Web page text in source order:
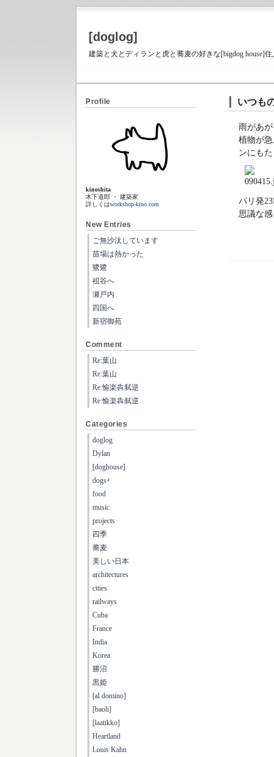
[doglog]
建築と犬とディランと虎と蕎麦の好きな[bigdog house]
いつも
雨があ
植物が
ンにも
パリ発
思議な
Profile
kinoshita
木下道郎 ・ 建築家
詳しくはworkshop-kino.com
New Entries
ご無沙汰しています
苗場は熱かった
鷺鷺
祖谷へ
瀬戸内
四国へ
新宿御苑
Comment
Re:葉山
Re:葉山
Re:愉楽犇弑逆
Re:愉楽犇弑逆
Categories
doglog
Dylan
[doghouse]
dogs+
food
music
projects
四季
蕎麦
美しい日本
architectures
cities
railways
Cuba
France
India
Korea
勝沼
黒姫
[al domino]
[baoli]
[laatikko]
Heartland
Louis Kahn